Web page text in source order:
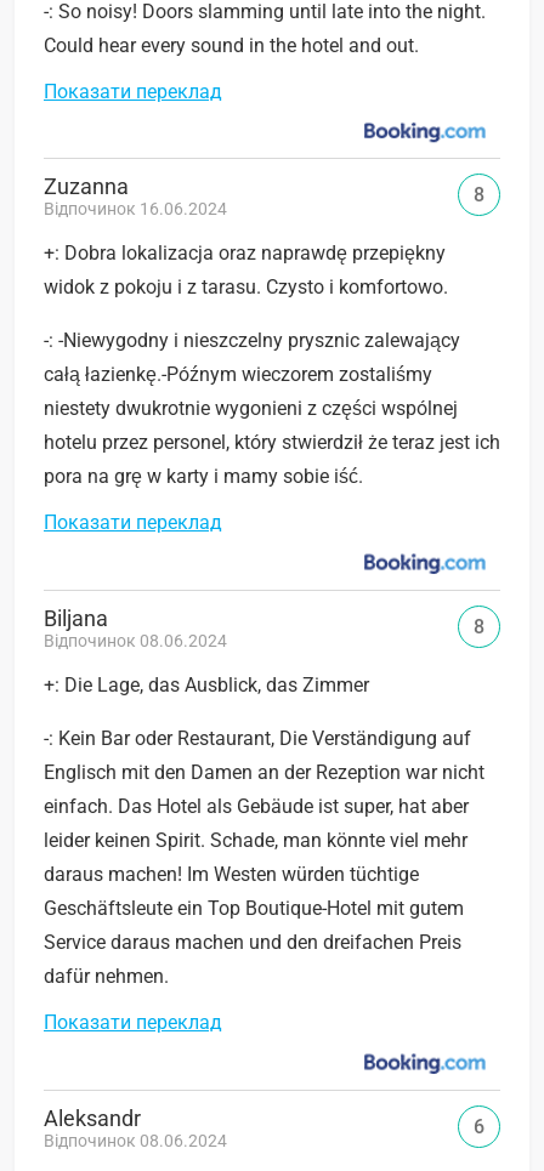
-: So noisy! Doors slamming until late into the night.
Could hear every sound in the hotel and out.
Показати переклад
Zuzanna
Відпочинок 16.06.2024
+: Dobra lokalizacja oraz naprawdę przepiękny
widok z pokoju i z tarasu. Czysto i komfortowo.
-: -Niewygodny i nieszczelny prysznic zalewający
całą łazienkę.-Późnym wieczorem zostaliśmy
niestety dwukrotnie wygonieni z części wspólnej
hotelu przez personel, który stwierdził że teraz jest ich
pora na grę w karty i mamy sobie iść.
Показати переклад
8
Biljana
Відпочинок 08.06.2024
+: Die Lage, das Ausblick, das Zimmer
-: Kein Bar oder Restaurant, Die Verständigung auf
Englisch mit den Damen an der Rezeption war nicht
einfach. Das Hotel als Gebäude ist super, hat aber
leider keinen Spirit. Schade, man könnte viel mehr
daraus machen! Im Westen würden tüchtige
Geschäftsleute ein Top Boutique-Hotel mit gutem
Service daraus machen und den dreifachen Preis
dafür nehmen.
Показати переклад
8
Aleksandr
Відпочинок 08.06.2024
6